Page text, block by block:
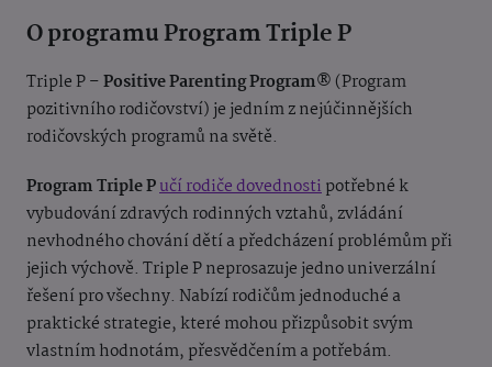
O programu Program Triple P
Triple P –Positive Parenting Program® (Program
pozitivního rodičovství) je jedním z nejúčinnějších
rodičovských programů na světě.
Program Triple Pučí rodiče dovednostipotřebné k
vybudování zdravých rodinných vztahů, zvládání
nevhodného chování dětí a předcházení problémům při
jejich výchově. Triple P neprosazuje jedno univerzální
řešení pro všechny. Nabízí rodičům jednoduché a
praktické strategie, ​​které mohou přizpůsobit svým
vlastním hodnotám, přesvědčením a potřebám.